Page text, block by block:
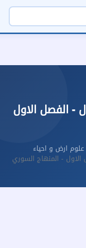
- الفصل الاول
علوم ارض و احياء
الاول - المنهاج السوري